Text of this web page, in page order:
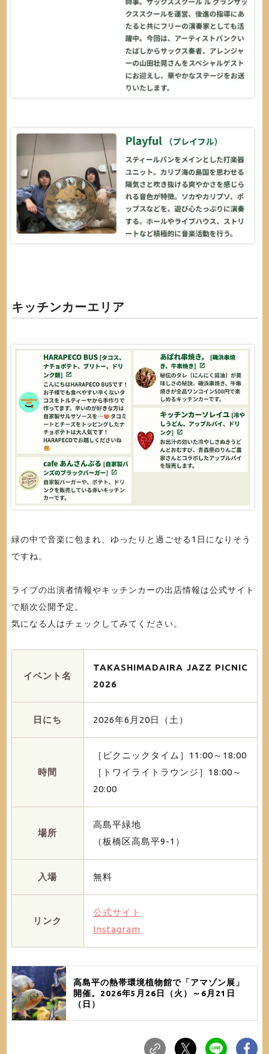
キッチンカーエリア
緑の中で音楽に包まれ、ゆったりと過ごせる1日になりそう
ですね。
ライブの出演者情報やキッチンカーの出店情報は公式サイト
で順次公開予定。
気になる人はチェックしてみてください。
イベント名
TAKASHIMADAIRA JAZZ PICNIC
2026
日にち 2026年6月20日（土）
時間
［ピクニックタイム］11:00～18:00
［トワイライトラウンジ］18:00～
20:00
場所
高島平緑地
（板橋区高島平9-1）
入場 無料
リンク
公式サイト
Instagram
高島平の熱帯環境植物館で「アマゾン展」
開催。2026年5月26日（火）～6月21日
（日）